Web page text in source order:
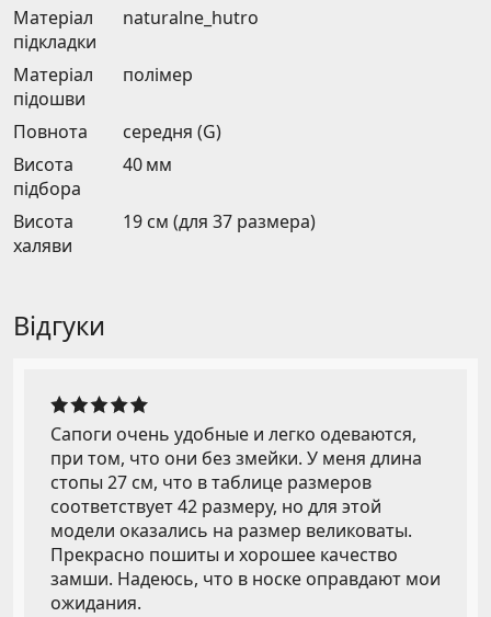
Матеріал
підкладки
naturalnе_hutro
Матеріал
підошви
полімер
Повнота
середня (G)
Висота
підбора
40 мм
Висота
халяви
19 см (для 37 размера)
Відгуки
Сапоги очень удобные и легко одеваются,
при том, что они без змейки. У меня длина
стопы 27 см, что в таблице размеров
соответствует 42 размеру, но для этой
модели оказались на размер великоваты.
Прекрасно пошиты и хорошее качество
замши. Надеюсь, что в носке оправдают мои
ожидания.